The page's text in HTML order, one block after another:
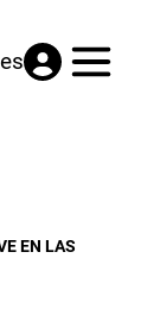
es Menú
EN LAS